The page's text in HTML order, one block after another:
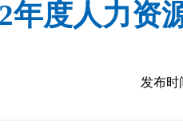
年度人力资
发布时